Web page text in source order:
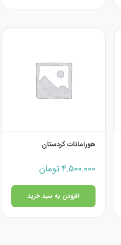
هورامانات کردستان
4.500.000تومان
افزودن به سبد خرید